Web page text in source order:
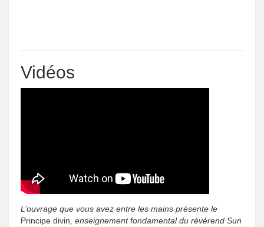
Vidéos
L’ouvrage que vous avez entre les mains présente le
Principe divin , enseignement fondamental du révérend Sun